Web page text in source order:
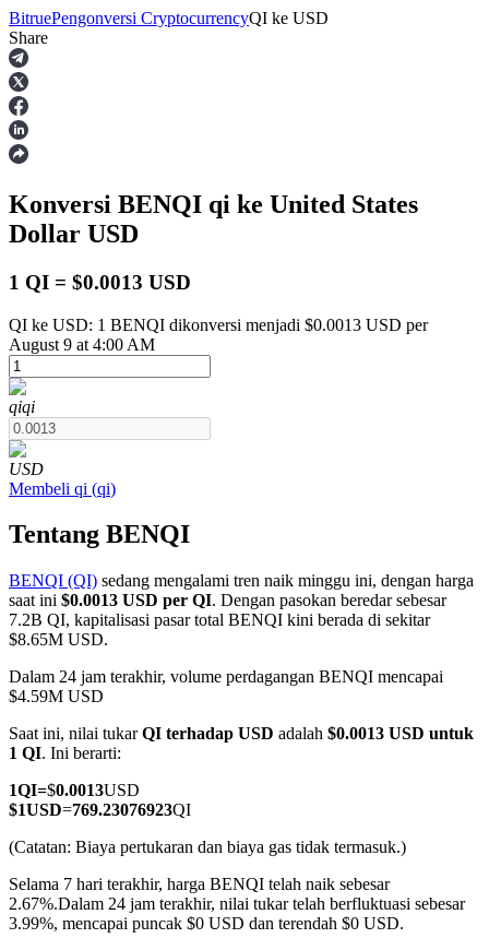
Berjangka
USDT Berjangka
COIN-M Berjangka
Mata Uang Kripto Berjangka
TradFi
Derivatif saham, forex, logam mulia, dan komoditas
BitruePengonversi CryptocurrencyQI ke USD
Share
Konversi BENQI qi ke United States
Dollar USD
1 QI = $0.0013 USD
QI ke USD: 1 BENQI dikonversi menjadi $0.0013 USD per
August 9 at 4:00 AM
qiqi
USD
Membeli qi (qi)
Tentang BENQI
BENQI (QI) sedang mengalami tren naik minggu ini, dengan harga
saat ini $0.0013 USD per QI. Dengan pasokan beredar sebesar
7.2B QI, kapitalisasi pasar total BENQI kini berada di sekitar
$8.65M USD.
Dalam 24 jam terakhir, volume perdagangan BENQI mencapai
$4.59M USD
Saat ini, nilai tukarQI terhadap USD adalah $0.0013 USD untuk
1 QI. Ini berarti:
1QI=$0.0013USD
$1USD=769.23076923QI
(Catatan: Biaya pertukaran dan biaya gas tidak termasuk.)
Selama 7 hari terakhir, harga BENQI telah naik sebesar
2.67%.Dalam 24 jam terakhir, nilai tukar telah berfluktuasi sebesar
3.99%, mencapai puncak $0 USD dan terendah $0 USD.